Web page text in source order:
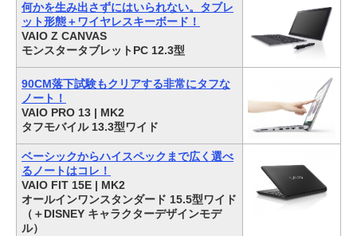
何かを生み出さずにはいられない。タブレ
ット形態＋ワイヤレスキーボード！
VAIO Z CANVAS
モンスタータブレットPC 12.3型
90CM落下試験もクリアする非常にタフな
ノート！
VAIO PRO 13 | MK2
タフモバイル 13.3型ワイド
ベーシックからハイスペックまで広く選べ
るノートはコレ！
VAIO FIT 15E | MK2
オールインワンスタンダード 15.5型ワイド
（＋DISNEY キャラクターデザインモデ
ル）